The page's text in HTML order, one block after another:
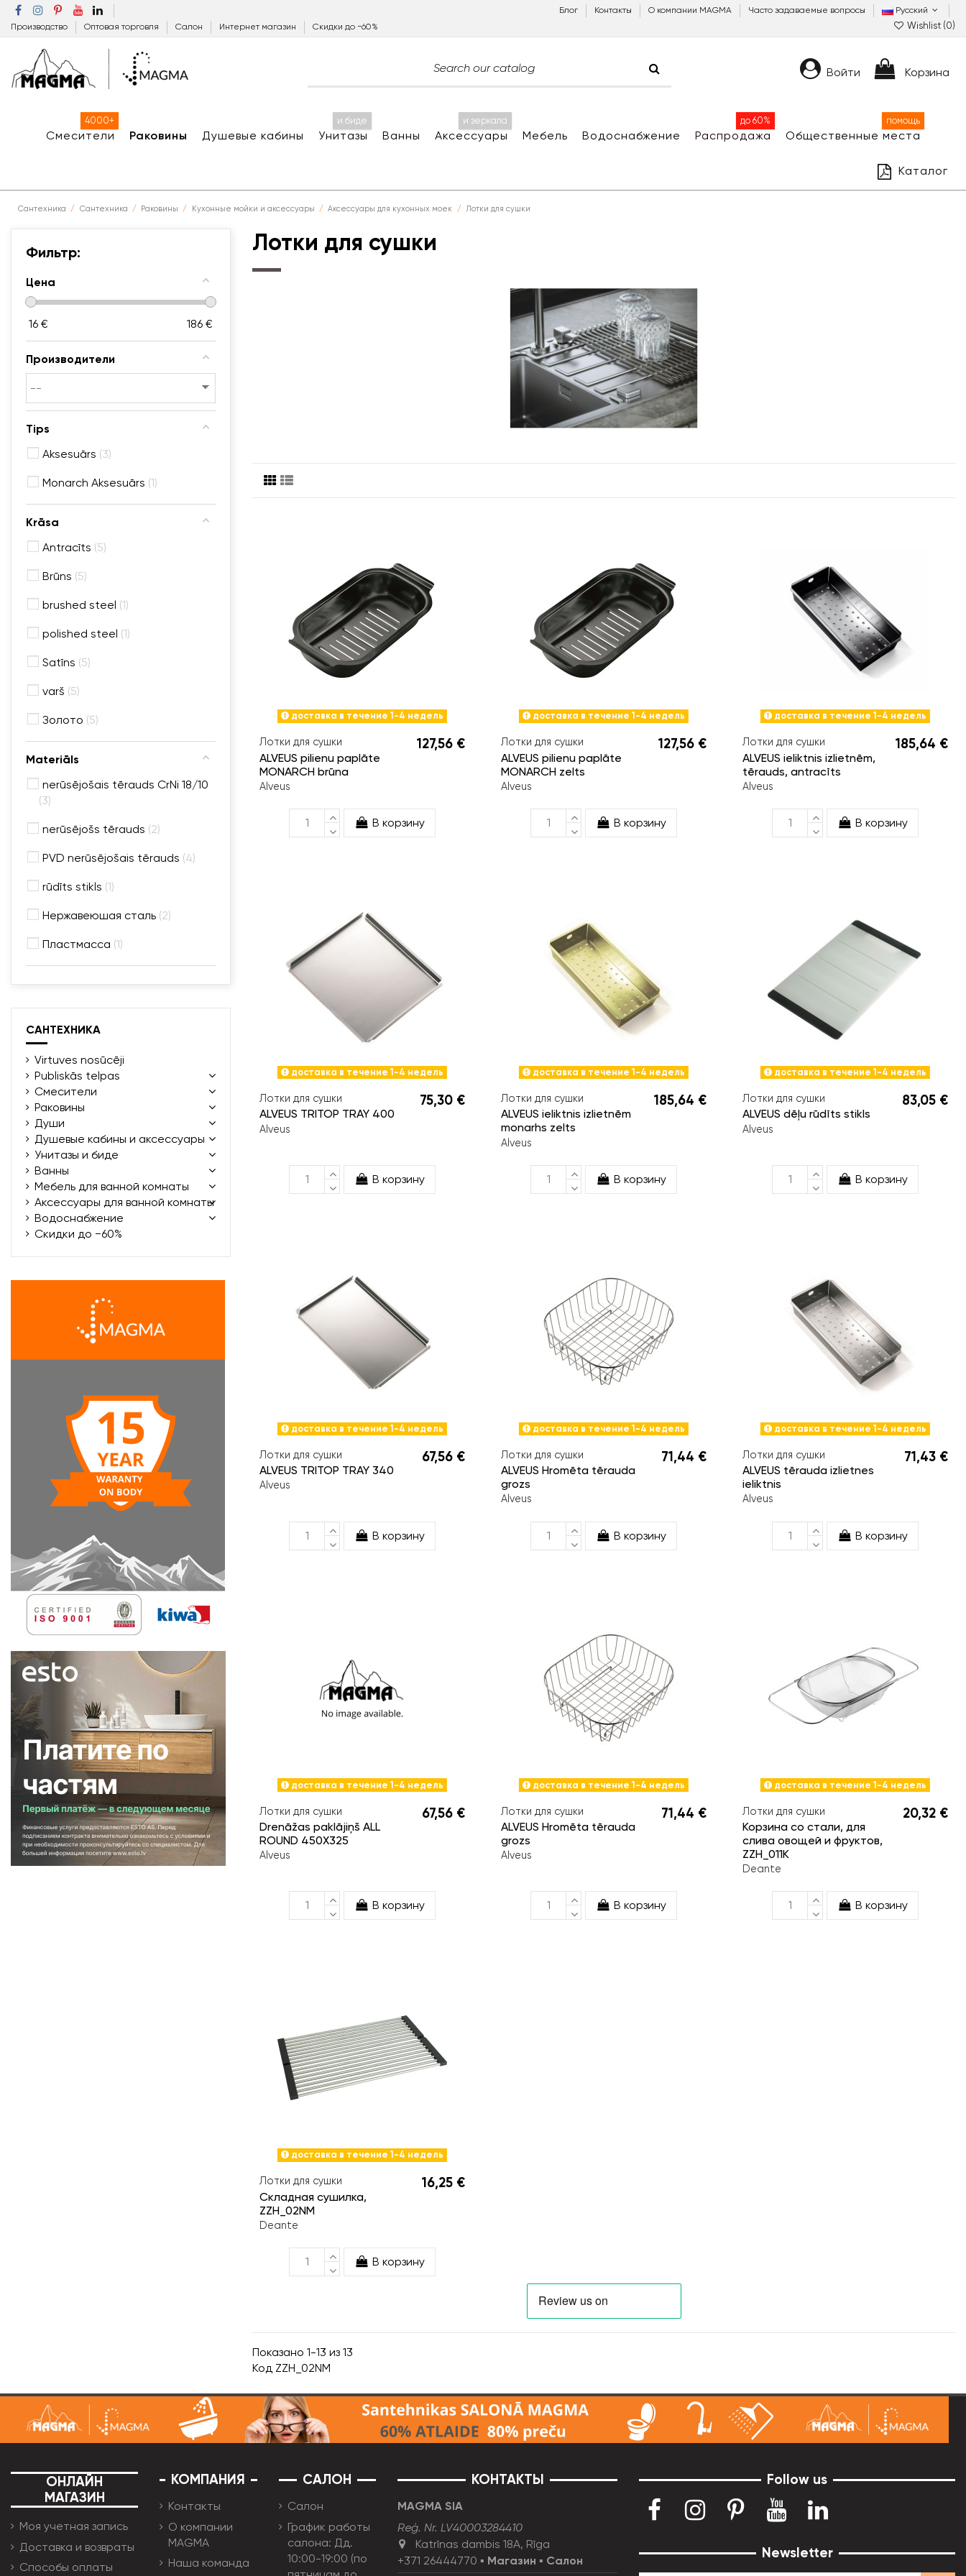
Производство Оптовая торговля Салон Интернет магазин Скидки до −60%
Блог Контакты О компании MAGMA Часто задаваемые вопросы Русский
Wishlist (0)
Войти Корзина
Смесители
4000+
Раковины Душевые кабины Унитазы
и биде
Ванны Аксессуары
и зеркала
Мебель Водоснабжение Распродажа
до 60%
Общественные места
помощь
Каталог
Сантехника Сантехника Раковины Кухонные мойки и аксессуары Аксессуары для кухонных моек Лотки для сушки
Лотки для сушки
доставка в течение 1-4 недель
Лотки для сушки
ALVEUS pilienu paplāte
MONARCH brūna
Alveus
127,56 €
В корзину
доставка в течение 1-4 недель
Лотки для сушки
ALVEUS pilienu paplāte
MONARCH zelts
Alveus
127,56 €
В корзину
доставка в течение 1-4 недель
Лотки для сушки
ALVEUS ieliktnis izlietnēm,
tērauds, antracīts
Alveus
185,64 €
В корзину
доставка в течение 1-4 недель
Лотки для сушки
ALVEUS TRITOP TRAY 400
Alveus
75,30 €
В корзину
доставка в течение 1-4 недель
Лотки для сушки
ALVEUS ieliktnis izlietnēm
monarhs zelts
Alveus
185,64 €
В корзину
доставка в течение 1-4 недель
Лотки для сушки
ALVEUS dēļu rūdīts stikls
Alveus
83,05 €
В корзину
доставка в течение 1-4 недель
Лотки для сушки
ALVEUS TRITOP TRAY 340
Alveus
67,56 €
В корзину
доставка в течение 1-4 недель
Лотки для сушки
ALVEUS Hromēta tērauda
grozs
Alveus
71,44 €
В корзину
доставка в течение 1-4 недель
Лотки для сушки
ALVEUS tērauda izlietnes
ieliktnis
Alveus
71,43 €
В корзину
доставка в течение 1-4 недель
Лотки для сушки
Drenāžas paklājiņš ALL
ROUND 450X325
Alveus
67,56 €
В корзину
доставка в течение 1-4 недель
Лотки для сушки
ALVEUS Hromēta tērauda
grozs
Alveus
71,44 €
В корзину
доставка в течение 1-4 недель
Лотки для сушки
Корзина со стали, для
слива овощей и фруктов,
ZZH_011K
Deante
20,32 €
В корзину
доставка в течение 1-4 недель
Лотки для сушки
Складная сушилка,
ZZH_02NM
Deante
16,25 €
В корзину
Показано 1-13 из 13
Код ZZH_02NM
Фильтр:
Цена
16 € 186 €
Производители
Tips
Aksesuārs 3
Monarch Aksesuārs 1
Krāsa
Antracīts 5
Brūns 5
brushed steel 1
polished steel 1
Satīns 5
varš 5
Золото 5
Materiāls
nerūsējošais tērauds CrNi 18/10
3
nerūsējošs tērauds 2
PVD nerūsējošais tērauds 4
rūdīts stikls 1
Нержавеюшая сталь 2
Пластмасса 1
САНТЕХНИКА
Virtuves nosūcēji
Publiskās telpas
Смесители
Раковины
Души
Душевые кабины и аксессуары
Унитазы и биде
Ванны
Мебель для ванной комнаты
Аксессуары для ванной комнаты
Водоснабжение
Скидки до −60%
ОНЛАЙН
МАГАЗИН
Моя учетная запись
Доставка и возвраты
Способы оплаты
КОМПАНИЯ
Контакты
О компании
MAGMA
Наша команда
САЛОН
Салон
График работы
салона: Дд.
10:00-19:00 (по
КОНТАКТЫ
MAGMA SIA
Reģ. Nr. LV40003284410
Katrīnas dambis 18A, Rīga
+371 26444770 ▪ Магазин ▪ Салон
Follow us
Newsletter